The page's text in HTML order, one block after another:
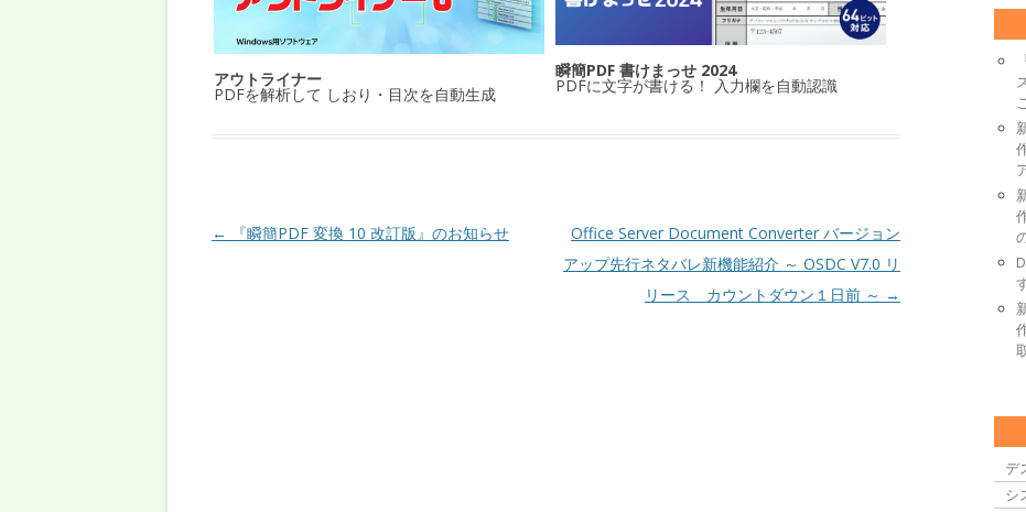
アウトライナー
PDFを解析して しおり・目次を自動生成
瞬簡PDF 書けまっせ 2024
PDFに文字が書ける！ 入力欄を自動認識
投稿ナビゲーション
← 『瞬簡PDF 変換 10 改訂版』のお知らせ
Office Server Document Converter バージョン
アップ先行ネタバレ新機能紹介 ～ OSDC V7.0 リ
リース カウントダウン１日前 ～ →
デ
シ